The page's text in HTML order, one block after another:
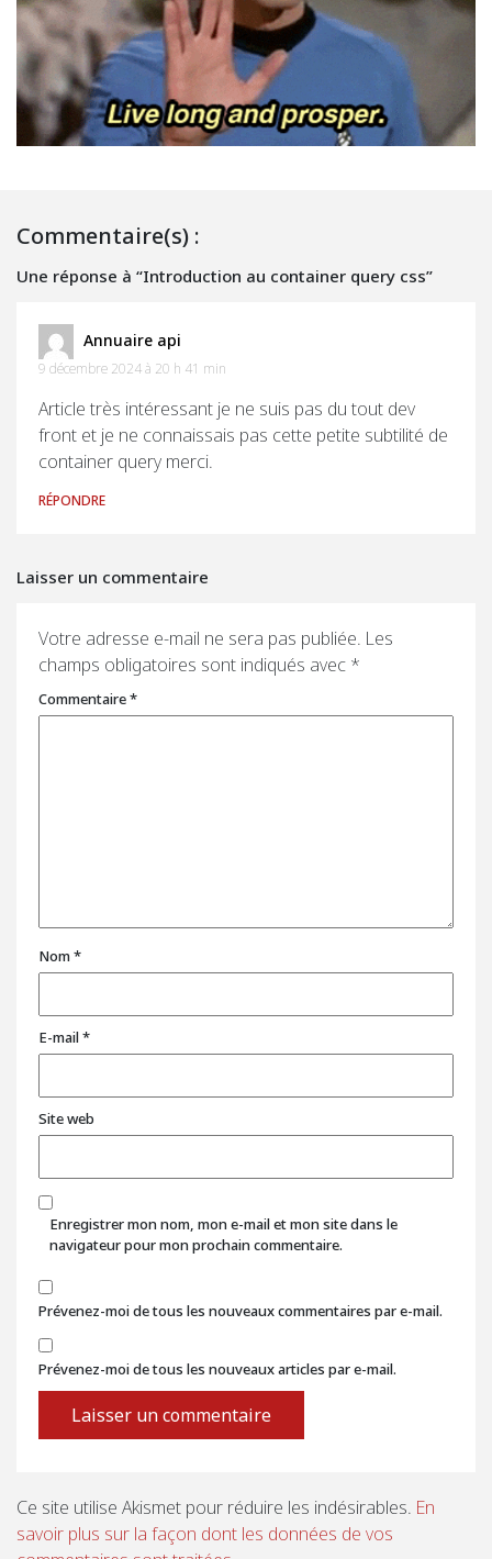
Commentaire(s) :
Une réponse à “Introduction au container query css”
Annuaire api
9 décembre 2024 à 20 h 41 min
Article très intéressant je ne suis pas du tout dev
front et je ne connaissais pas cette petite subtilité de
container query merci.
RÉPONDRE
Laisser un commentaire
Votre adresse e-mail ne sera pas publiée. Les
champs obligatoires sont indiqués avec *
Commentaire*
Nom*
E-mail*
Site web
Enregistrer mon nom, mon e-mail et mon site dans le
navigateur pour mon prochain commentaire.
Prévenez-moi de tous les nouveaux commentaires par e-mail.
Prévenez-moi de tous les nouveaux articles par e-mail.
Ce site utilise Akismet pour réduire les indésirables. En
savoir plus sur la façon dont les données de vos